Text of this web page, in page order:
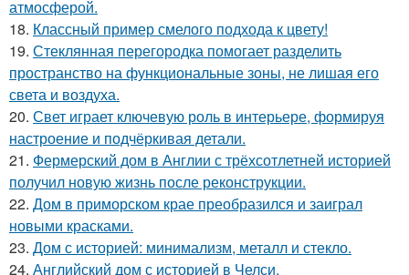
атмосферой.
18. Классный пример смелого подхода к цвету!
19. Стеклянная перегородка помогает разделить
пространство на функциональные зоны, не лишая его
света и воздуха.
20. Свет играет ключевую роль в интерьере, формируя
настроение и подчёркивая детали.
21. Фермерский дом в Англии с трёхсотлетней историей
получил новую жизнь после реконструкции.
22. Дом в приморском крае преобразился и заиграл
новыми красками.
23. Дом с историей: минимализм, металл и стекло.
24. Английский дом с историей в Челси.